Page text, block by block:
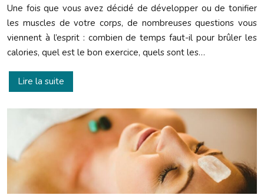
Une fois que vous avez décidé de développer ou de tonifier
les muscles de votre corps, de nombreuses questions vous
viennent à l’esprit : combien de temps faut-il pour brûler les
calories, quel est le bon exercice, quels sont les…
Lire la suite